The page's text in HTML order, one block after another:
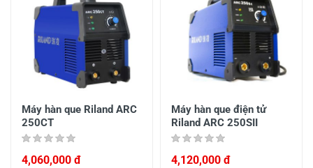
Máy hàn que Riland ARC
250CT
4,060,000 đ
Máy hàn que điện tử
Riland ARC 250SII
4,120,000 đ